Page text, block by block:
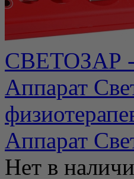
СВЕТОЗАР -
Аппарат
Аппарат
Нет в